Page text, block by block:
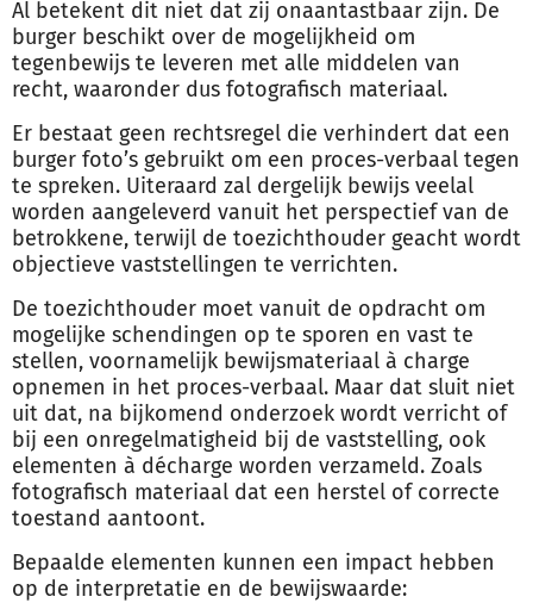
Al betekent dit niet dat zij onaantastbaar zijn. De
burger beschikt over de mogelijkheid om
tegenbewijs te leveren met alle middelen van
recht, waaronder dus fotografisch materiaal.
Er bestaat geen rechtsregel die verhindert dat een
burger foto’s gebruikt om een proces-verbaal tegen
te spreken. Uiteraard zal dergelijk bewijs veelal
worden aangeleverd vanuit het perspectief van de
betrokkene, terwijl de toezichthouder geacht wordt
objectieve vaststellingen te verrichten.
De toezichthouder moet vanuit de opdracht om
mogelijke schendingen op te sporen en vast te
stellen, voornamelijk bewijsmateriaal à charge
opnemen in het proces-verbaal. Maar dat sluit niet
uit dat, na bijkomend onderzoek wordt verricht of
bij een onregelmatigheid bij de vaststelling, ook
elementen à décharge worden verzameld. Zoals
fotografisch materiaal dat een herstel of correcte
toestand aantoont.
Bepaalde elementen kunnen een impact hebben
op de interpretatie en de bewijswaarde: